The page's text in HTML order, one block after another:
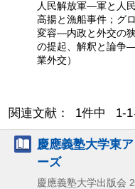
人民解放軍—軍と人
高揚と漁船事件；グ
変容—内政と外交の
の提起、解釈と論争
業外交）
関連文献： 1件中 1-1
慶應義塾大学東
ーズ
慶應義塾大学出版会